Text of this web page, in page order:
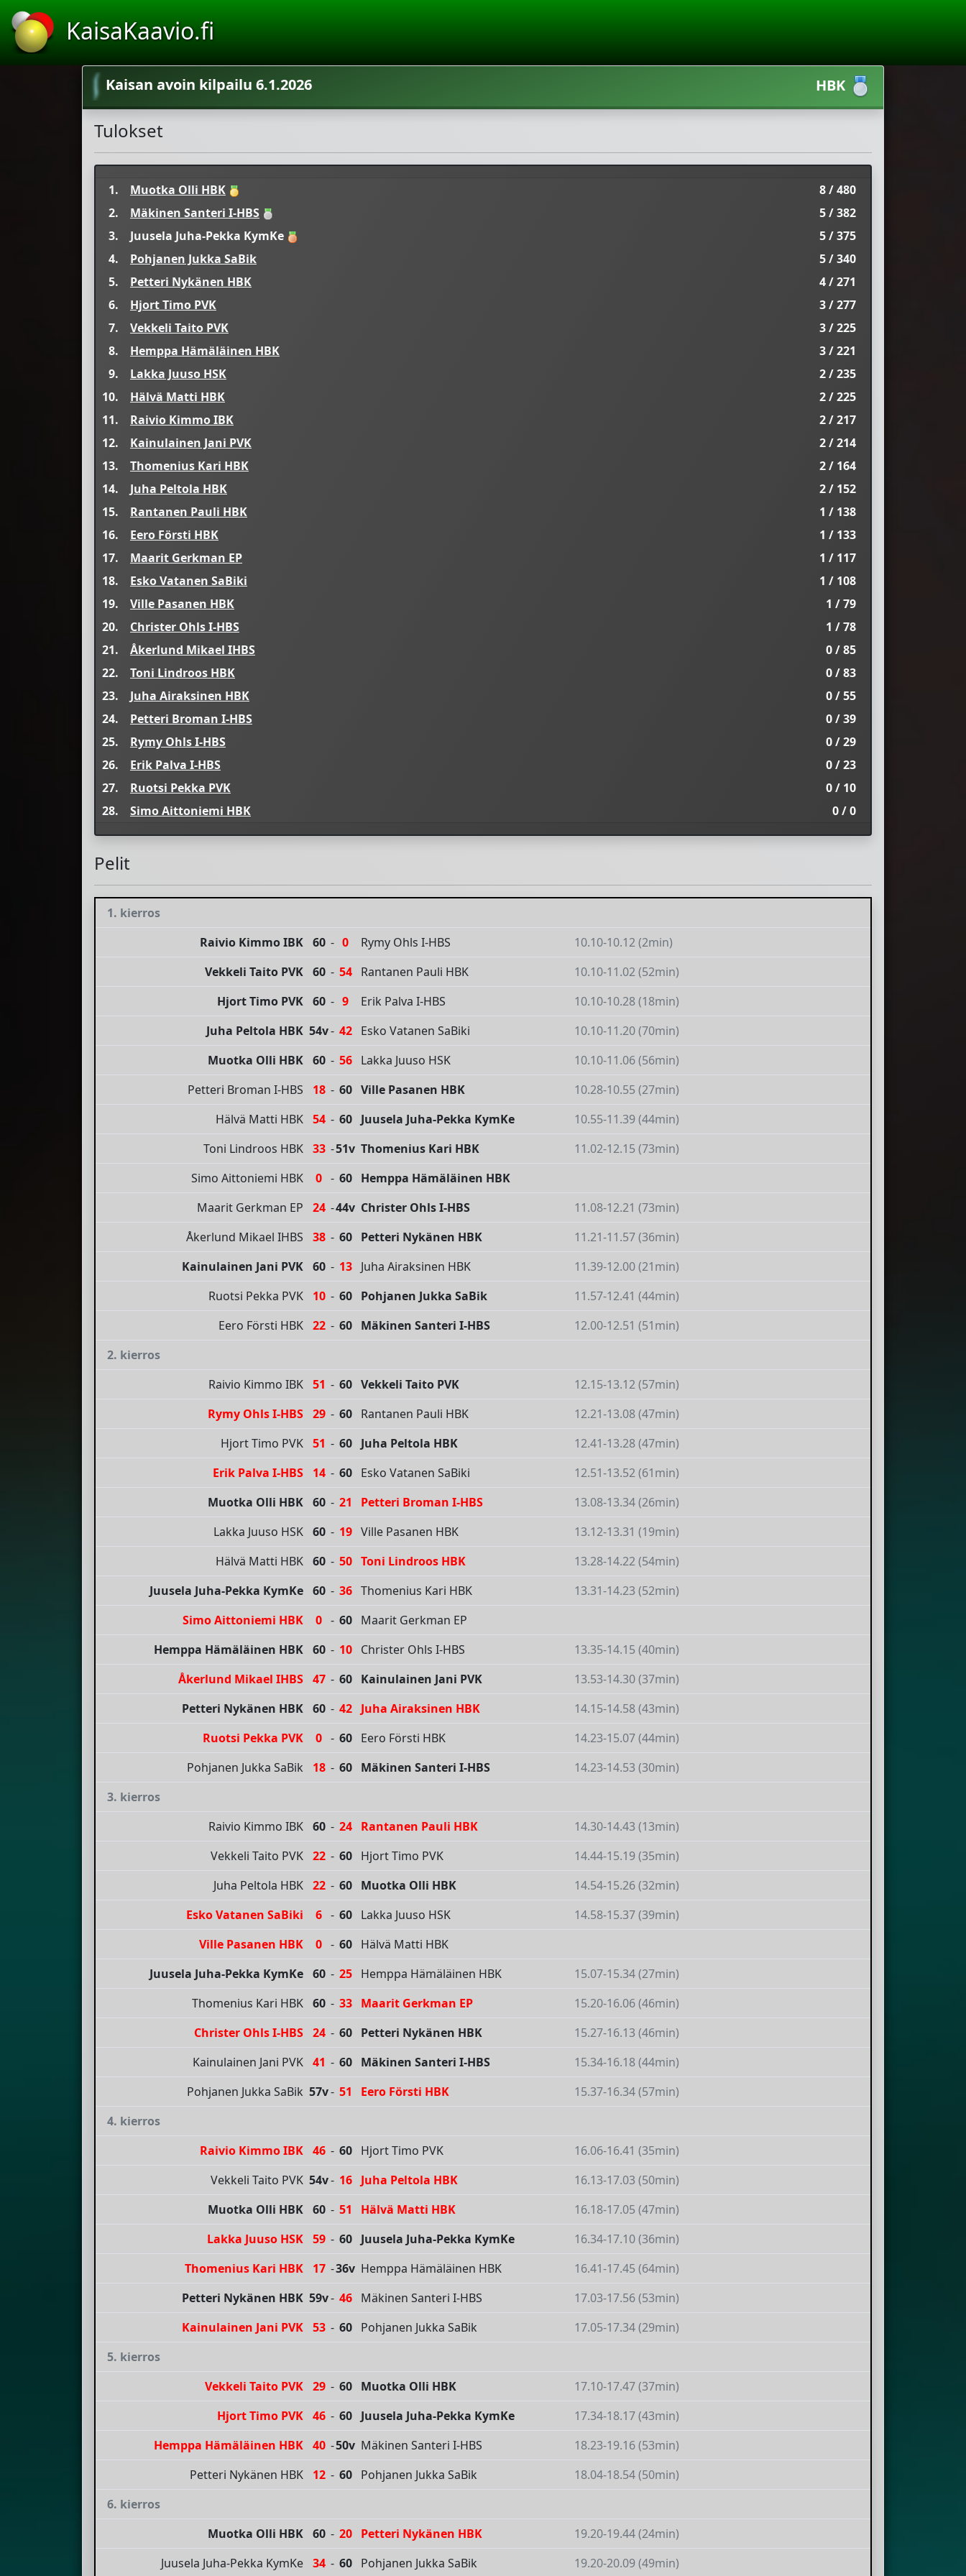
KaisaKaavio.fi
Kaisan avoin kilpailu 6.1.2026 HBK
Tulokset
1. Muotka Olli HBK
8 / 480
2.
Mäkinen Santeri I-HBS
5 / 382
3.
Juusela Juha-Pekka KymKe
5 / 375
4.
Pohjanen Jukka SaBik
5 / 340
5.
Petteri Nykänen HBK
4 / 271
6.
Hjort Timo PVK
3 / 277
7.
Vekkeli Taito PVK
3 / 225
8.
Hemppa Hämäläinen HBK
3 / 221
9.
Lakka Juuso HSK
2 / 235
10.
Hälvä Matti HBK
2 / 225
11.
Raivio Kimmo IBK
2 / 217
12.
Kainulainen Jani PVK
2 / 214
13.
Thomenius Kari HBK
2 / 164
14.
Juha Peltola HBK
2 / 152
15.
Rantanen Pauli HBK
1 / 138
16.
Eero Försti HBK
1 / 133
17.
Maarit Gerkman EP
1 / 117
18.
Esko Vatanen SaBiki
1 / 108
19.
Ville Pasanen HBK
1 / 79
20.
Christer Ohls I-HBS
1 / 78
21.
Åkerlund Mikael IHBS
0 / 85
22.
Toni Lindroos HBK
0 / 83
23.
Juha Airaksinen HBK
0 / 55
24.
Petteri Broman I-HBS
0 / 39
25.
Rymy Ohls I-HBS
0 / 29
26.
Erik Palva I-HBS
0 / 23
27.
Ruotsi Pekka PVK
0 / 10
28.
Simo Aittoniemi HBK 0 / 0
Pelit
1. kierros
Raivio Kimmo IBK 60 - 0 Rymy Ohls I-HBS
10.10-10.12 (2min)
Vekkeli Taito PVK 60 - 54 Rantanen Pauli HBK
10.10-11.02 (52min)
Hjort Timo PVK 60 - 9 Erik Palva I-HBS
10.10-10.28 (18min)
Juha Peltola HBK 54v- 42 Esko Vatanen SaBiki
10.10-11.20 (70min)
Muotka Olli HBK 60 - 56 Lakka Juuso HSK
10.10-11.06 (56min)
Petteri Broman I-HBS
18 - 60 Ville Pasanen HBK
10.28-10.55 (27min)
Hälvä Matti HBK 54 - 60 Juusela Juha-Pekka KymKe
10.55-11.39 (44min)
Toni Lindroos HBK 33 -51v Thomenius Kari HBK
11.02-12.15 (73min)
Simo Aittoniemi HBK
0 - 60
Hemppa Hämäläinen HBK
Maarit Gerkman EP
24 -44v Christer Ohls I-HBS
11.08-12.21 (73min)
Åkerlund Mikael IHBS
38 - 60 Petteri Nykänen HBK
11.21-11.57 (36min)
Kainulainen Jani PVK 60 - 13 Juha Airaksinen HBK
11.39-12.00 (21min)
Ruotsi Pekka PVK
10 - 60 Pohjanen Jukka SaBik
11.57-12.41 (44min)
Eero Försti HBK 22 - 60 Mäkinen Santeri I-HBS
12.00-12.51 (51min)
2. kierros
Raivio Kimmo IBK 51 - 60 Vekkeli Taito PVK
12.15-13.12 (57min)
Rymy Ohls I-HBS 29 - 60 Rantanen Pauli HBK
12.21-13.08 (47min)
Hjort Timo PVK 51 - 60 Juha Peltola HBK
12.41-13.28 (47min)
Erik Palva I-HBS
14 - 60 Esko Vatanen SaBiki
12.51-13.52 (61min)
Muotka Olli HBK 60 - 21 Petteri Broman I-HBS
13.08-13.34 (26min)
Lakka Juuso HSK 60 - 19 Ville Pasanen HBK
13.12-13.31 (19min)
Hälvä Matti HBK 60 - 50 Toni Lindroos HBK
13.28-14.22 (54min)
Juusela Juha-Pekka KymKe 60 - 36 Thomenius Kari HBK
13.31-14.23 (52min)
Simo Aittoniemi HBK
0 - 60
Maarit Gerkman EP
Hemppa Hämäläinen HBK 60 - 10 Christer Ohls I-HBS
13.35-14.15 (40min)
Åkerlund Mikael IHBS 47 - 60 Kainulainen Jani PVK
13.53-14.30 (37min)
Petteri Nykänen HBK 60 - 42 Juha Airaksinen HBK
14.15-14.58 (43min)
Ruotsi Pekka PVK
0 - 60 Eero Försti HBK
14.23-15.07 (44min)
Pohjanen Jukka SaBik
18 - 60 Mäkinen Santeri I-HBS
14.23-14.53 (30min)
3. kierros
Raivio Kimmo IBK 60 - 24 Rantanen Pauli HBK
14.30-14.43 (13min)
Vekkeli Taito PVK 22 - 60 Hjort Timo PVK
14.44-15.19 (35min)
Juha Peltola HBK 22 - 60 Muotka Olli HBK
14.54-15.26 (32min)
Esko Vatanen SaBiki
6 - 60 Lakka Juuso HSK
14.58-15.37 (39min)
Ville Pasanen HBK
0 - 60
Hälvä Matti HBK
Juusela Juha-Pekka KymKe 60 - 25 Hemppa Hämäläinen HBK
15.07-15.34 (27min)
Thomenius Kari HBK 60 - 33 Maarit Gerkman EP
15.20-16.06 (46min)
Christer Ohls I-HBS 24 - 60 Petteri Nykänen HBK
15.27-16.13 (46min)
Kainulainen Jani PVK 41 - 60 Mäkinen Santeri I-HBS
15.34-16.18 (44min)
Pohjanen Jukka SaBik 57v- 51 Eero Försti HBK
15.37-16.34 (57min)
4. kierros
Raivio Kimmo IBK 46 - 60 Hjort Timo PVK
16.06-16.41 (35min)
Vekkeli Taito PVK 54v- 16 Juha Peltola HBK
16.13-17.03 (50min)
Muotka Olli HBK 60 - 51 Hälvä Matti HBK
16.18-17.05 (47min)
Lakka Juuso HSK 59 - 60 Juusela Juha-Pekka KymKe
16.34-17.10 (36min)
Thomenius Kari HBK
17 -36v Hemppa Hämäläinen HBK
16.41-17.45 (64min)
Petteri Nykänen HBK 59v- 46 Mäkinen Santeri I-HBS
17.03-17.56 (53min)
Kainulainen Jani PVK 53 - 60 Pohjanen Jukka SaBik
17.05-17.34 (29min)
5. kierros
Vekkeli Taito PVK 29 - 60 Muotka Olli HBK
17.10-17.47 (37min)
Hjort Timo PVK 46 - 60 Juusela Juha-Pekka KymKe
17.34-18.17 (43min)
Hemppa Hämäläinen HBK 40 -50v Mäkinen Santeri I-HBS
18.23-19.16 (53min)
Petteri Nykänen HBK
12 - 60 Pohjanen Jukka SaBik
18.04-18.54 (50min)
6. kierros
Muotka Olli HBK 60 - 20 Petteri Nykänen HBK
19.20-19.44 (24min)
Juusela Juha-Pekka KymKe 34 - 60 Pohjanen Jukka SaBik 19.20-20.09 (49min)